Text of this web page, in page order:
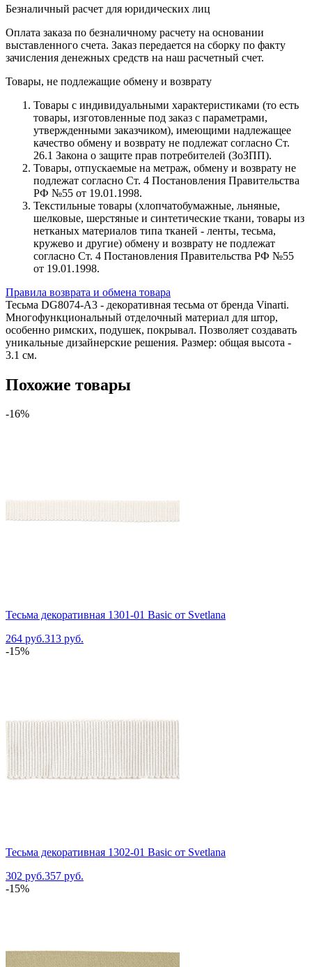
Безналичный расчет для юридических лиц
Оплата заказа по безналичному расчету на основании
выставленного счета. Заказ передается на сборку по факту
зачисления денежных средств на наш расчетный счет.
Товары, не подлежащие обмену и возврату
Товары с индивидуальными характеристиками (то есть
товары, изготовленные под заказ с параметрами,
утвержденными заказчиком), имеющими надлежащее
качество обмену и возврату не подлежат согласно Ст.
26.1 Закона о защите прав потребителей (ЗоЗПП).
Товары, отпускаемые на метраж, обмену и возврату не
подлежат согласно Ст. 4 Постановления Правительства
РФ №55 от 19.01.1998.
Текстильные товары (хлопчатобумажные, льняные,
шелковые, шерстяные и синтетические ткани, товары из
нетканых материалов типа тканей - ленты, тесьма,
кружево и другие) обмену и возврату не подлежат
согласно Ст. 4 Постановления Правительства РФ №55
от 19.01.1998.
Правила возврата и обмена товара
Тесьма DG8074-A3 - декоративная тесьма от бренда Vinarti.
Многофункциональный отделочный материал для штор,
особенно римских, подушек, покрывал. Позволяет создавать
уникальные дизайнерские решения. Размер: общая высота -
3.1 см.
Похожие товары
-16%
Тесьма декоративная 1301-01 Basic от Svetlana
264 руб.313 руб.
-15%
Тесьма декоративная 1302-01 Basic от Svetlana
302 руб.357 руб.
-15%